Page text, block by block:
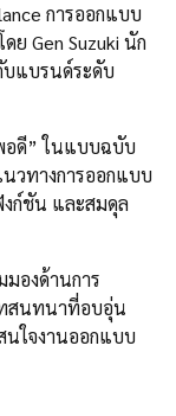
การออกแบบ
ย Gen Suzuki นัก
แบรนด์ระดับ
อดี” ในแบบฉบับ
วทางการออกแบบ
ก์ชัน และสมดุล
มองด้านการ
สนทนาที่อบอุ่น
นใจงานออกแบบ